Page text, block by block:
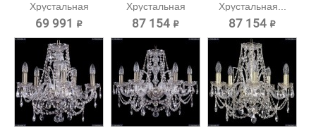
Хрустальная
подвесная...
69 991 ₽
Хрустальная
подвесная...
87 154 ₽
Хрустальная...
87 154 ₽